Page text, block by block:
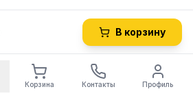
В корзину
Корзина Контакты Профиль